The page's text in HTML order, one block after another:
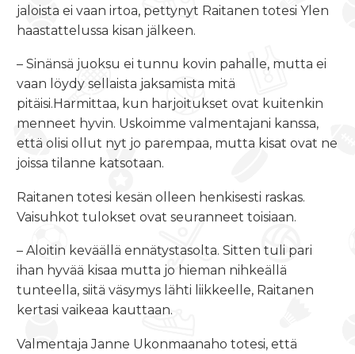
jaloista ei vaan irtoa, pettynyt Raitanen totesi Ylen
haastattelussa kisan jälkeen.
– Sinänsä juoksu ei tunnu kovin pahalle, mutta ei
vaan löydy sellaista jaksamista mitä
pitäisi.Harmittaa, kun harjoitukset ovat kuitenkin
menneet hyvin. Uskoimme valmentajani kanssa,
että olisi ollut nyt jo parempaa, mutta kisat ovat ne
joissa tilanne katsotaan.
Raitanen totesi kesän olleen henkisesti raskas.
Vaisuhkot tulokset ovat seuranneet toisiaan.
– Aloitin keväällä ennätystasolta. Sitten tuli pari
ihan hyvää kisaa mutta jo hieman nihkeällä
tunteella, siitä väsymys lähti liikkeelle, Raitanen
kertasi vaikeaa kauttaan.
Valmentaja Janne Ukonmaanaho totesi, että